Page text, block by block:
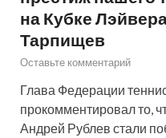
на Кубке
Тарпищев
Оставьте комментарий
Глава Федерации
прокомментировал то,
Андрей Рублев стали